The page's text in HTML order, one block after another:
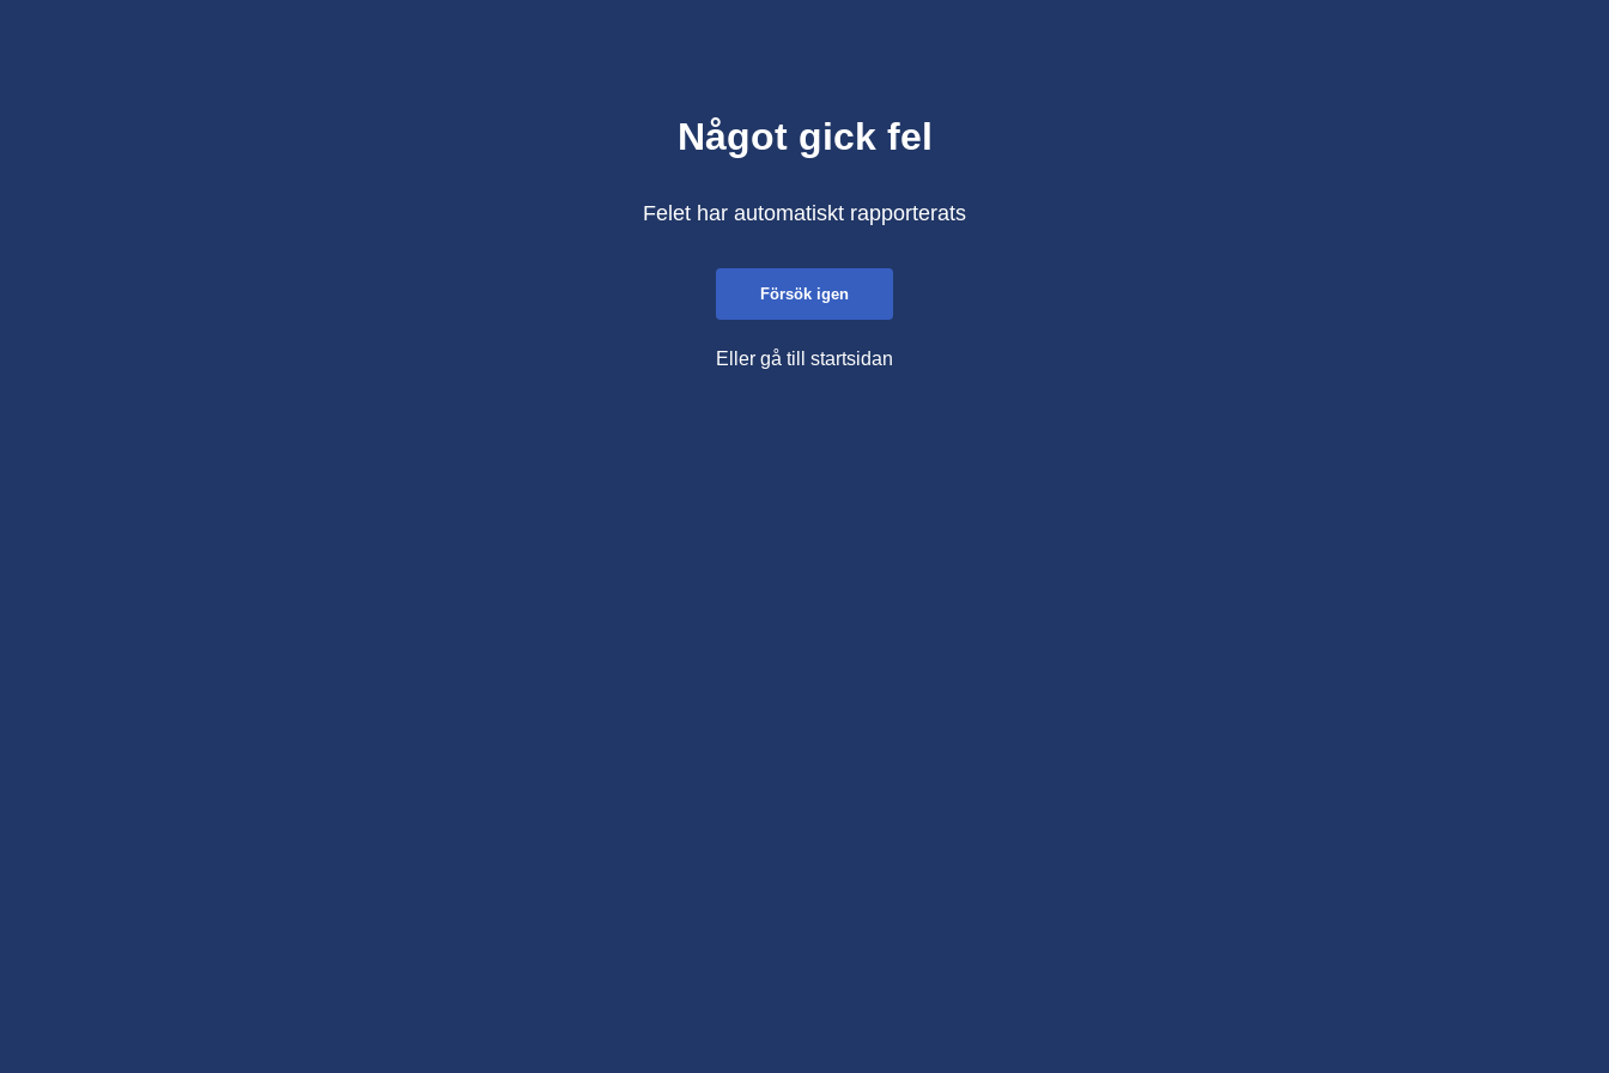
Något gick fel
Felet har automatiskt rapporterats
Försök igen
Eller gå till startsidan